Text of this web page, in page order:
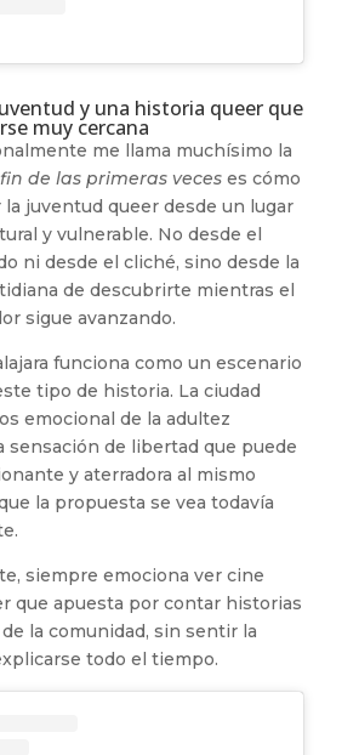
y una historia queer que
muy cercana
me llama muchísimo la
de las primeras veceses cómo
juventud queer desde un lugar
y vulnerable. No desde el
ni desde el cliché, sino desde la
de descubrirte mientras el
sigue avanzando.
funciona como un escenario
tipo de historia. La ciudad
emocional de la adultez
sensación de libertad que puede
y aterradora al mismo
la propuesta se vea todavía
siempre emociona ver cine
que apuesta por contar historias
la comunidad, sin sentir la
todo el tiempo.